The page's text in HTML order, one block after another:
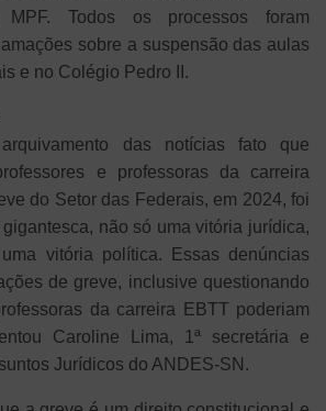
MPF. Todos os processos foram
sobre a suspensão das aulas
e no Colégio Pedro II.
das notícias fato que
e professoras da carreira
do Setor das Federais, em 2024, foi
não só uma vitória jurídica,
vitória política. Essas denúncias
de greve, inclusive questionando
da carreira EBTT poderiam
Caroline Lima, 1ª secretária e
Jurídicos do ANDES-SN.